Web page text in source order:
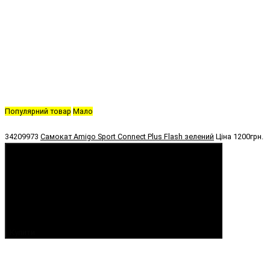
Популярний товар Мало
34209973 Самокат Amigo Sport Connect Plus Flash зелений Ціна 1200грн.